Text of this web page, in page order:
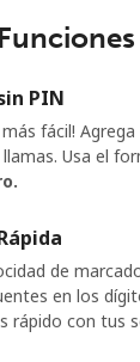
Funciones
PIN
más fácil!
llamas. Usa el
de
en los
rápido con tus